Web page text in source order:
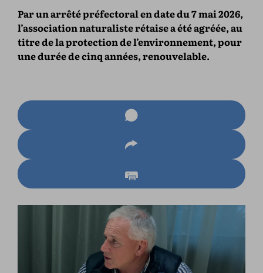
Par un arrêté préfectoral en date du 7 mai 2026,
l’association naturaliste rétaise a été agréée, au
titre de la protection de l’environnement, pour
une durée de cinq années, renouvelable.